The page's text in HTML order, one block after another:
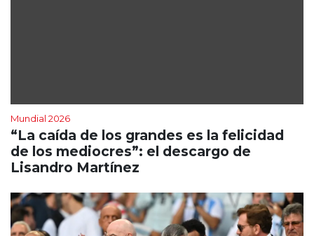
Mundial 2026
“La caída de los grandes es la felicidad
de los mediocres”: el descargo de
Lisandro Martínez